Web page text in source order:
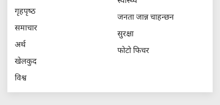
गृहपृष्‍ठ
समाचार
अर्थ
खेलकुद
विश्व
जनता जान्न चाहन्छन
सुरक्षा
फोटो फिचर